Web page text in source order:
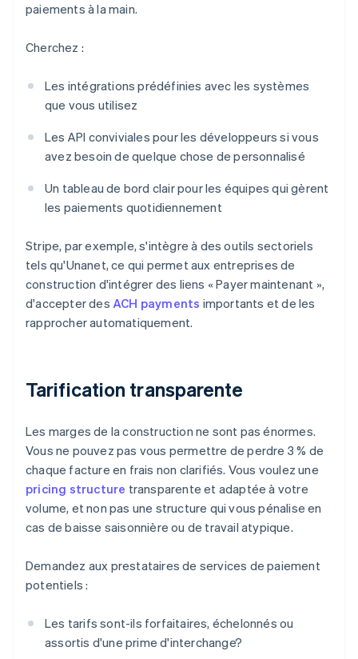
paiements à la main.
Cherchez :
Les intégrations prédéfinies avec les systèmes
que vous utilisez
Les API conviviales pour les développeurs si vous
avez besoin de quelque chose de personnalisé
Un tableau de bord clair pour les équipes qui gèrent
les paiements quotidiennement
Stripe, par exemple, s'intègre à des outils sectoriels
tels qu'Unanet, ce qui permet aux entreprises de
construction d'intégrer des liens « Payer maintenant »,
d'accepter des ACH payments importants et de les
rapprocher automatiquement.
Tarification transparente
Les marges de la construction ne sont pas énormes.
Vous ne pouvez pas vous permettre de perdre 3 % de
chaque facture en frais non clarifiés. Vous voulez une
pricing structure transparente et adaptée à votre
volume, et non pas une structure qui vous pénalise en
cas de baisse saisonnière ou de travail atypique.
Demandez aux prestataires de services de paiement
potentiels :
Les tarifs sont-ils forfaitaires, échelonnés ou
assortis d'une prime d'interchange?